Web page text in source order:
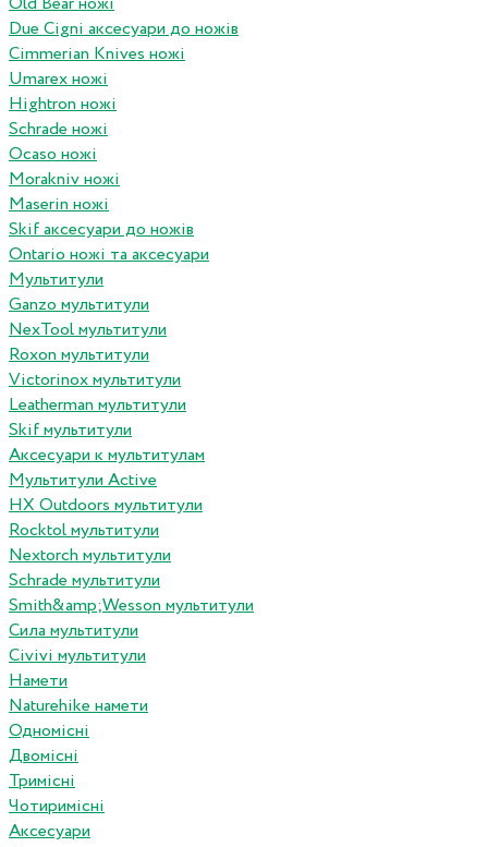
Due Cigni аксесуари до ножів
Cimmerian Knives ножі
Umarex ножі
Hightron ножі
Schrade ножі
Ocaso ножі
Morakniv ножі
Maserin ножі
Skif аксесуари до ножів
Ontario ножі та аксесуари
Мультитули
Ganzo мультитули
NexTool мультитули
Roxon мультитули
Victorinox мультитули
Leatherman мультитули
Skif мультитули
Аксесуари к мультитулам
Мультитули Active
HX Outdoors мультитули
Rocktol мультитули
Nextorch мультитули
Schrade мультитули
Smith&amp;Wesson мультитули
Сила мультитули
Civivi мультитули
Намети
Naturehike намети
Одномісні
Двомісні
Тримісні
Чотиримісні
Аксесуари